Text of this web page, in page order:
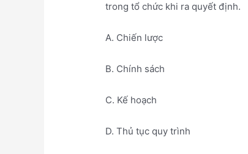
trong tổ chức khi ra quyết định.
A. Chiến lược
B. Chính sách
C. Kế hoạch
D. Thủ tục quy trình